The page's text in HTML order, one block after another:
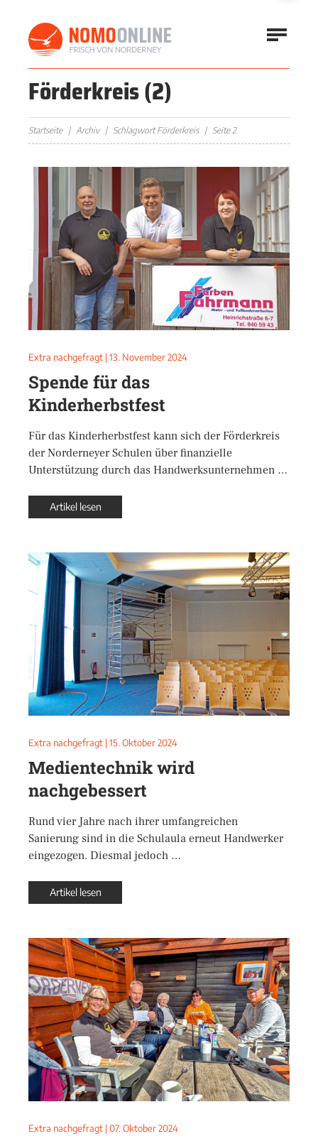
Förderkreis(2)
Startseite Archiv Schlagwort Förderkreis Seite 2
Extra nachgefragt | 13. November 2024
Spende für das
Kinderherbstfest
Für das Kinderherbstfest kann sich der Förderkreis
der Norderneyer Schulen über finanzielle
Unterstützung durch das Handwerksunternehmen …
Artikel lesen
Extra nachgefragt | 15. Oktober 2024
Medientechnik wird
nachgebessert
Rund vier Jahre nach ihrer umfangreichen
Sanierung sind in die Schulaula erneut Handwerker
eingezogen. Diesmal jedoch …
Artikel lesen
Extra nachgefragt | 07. Oktober 2024